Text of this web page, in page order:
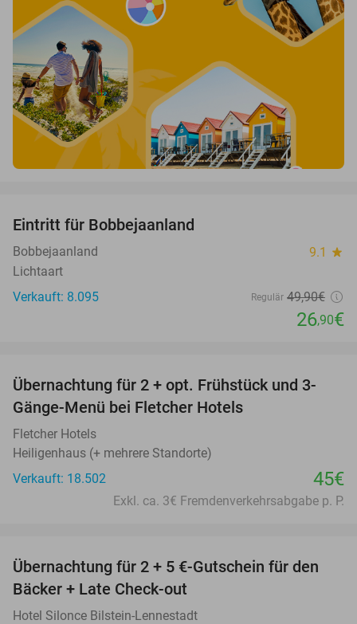
Eintritt für Bobbejaanland
Bobbejaanland 9.1 star
Lichtaart
Verkauft: 8.095
Regulär 49,90€
26,90€
Übernachtung für 2 + opt. Frühstück und 3-
Gänge-Menü bei Fletcher Hotels
Fletcher Hotels
Heiligenhaus (+ mehrere Standorte)
Verkauft: 18.502
45€
Exkl. ca. 3€ Fremdenverkehrsabgabe p. P.
29%
Übernachtung für 2 + 5 €-Gutschein für den
Bäcker + Late Check-out
Hotel Silonce Bilstein-Lennestadt